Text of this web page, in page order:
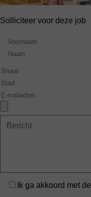
Solliciteer voor deze job
Naam
Privacy
Ik ga akkoord met de